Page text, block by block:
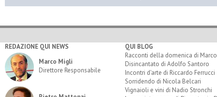
REDAZIONE QUI NEWS
Marco Migli
Direttore Responsabile
QUI BLOG
Racconti della domenica di
Disincantato di Adolfo Santoro
Incontri d'arte di Riccardo Ferrucci
Sorridendo di Nicola Belcari
Vignaioli e vini di Nadio Stronchi